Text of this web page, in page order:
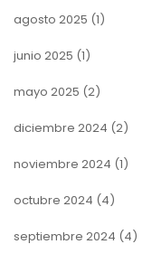
agosto 2025 (1)
junio 2025 (1)
mayo 2025 (2)
diciembre 2024 (2)
noviembre 2024 (1)
octubre 2024 (4)
septiembre 2024 (4)